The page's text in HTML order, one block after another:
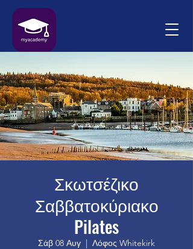
Σκωτσέζικο
Σαββατοκύριακο
Pilates
Σάβ 08 Αυγ
  |
Λόφος Whitekirk